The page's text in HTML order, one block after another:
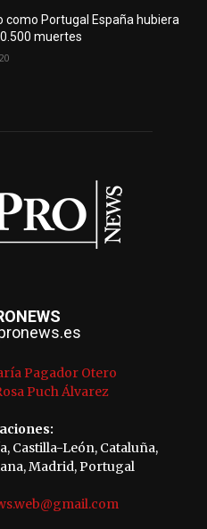
como Portugal España hubiera
muertes
Pagador Otero
Puch Álvarez
Castilla-León, Cataluña,
Madrid, Portugal